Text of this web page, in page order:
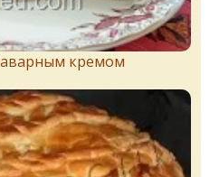
кремом